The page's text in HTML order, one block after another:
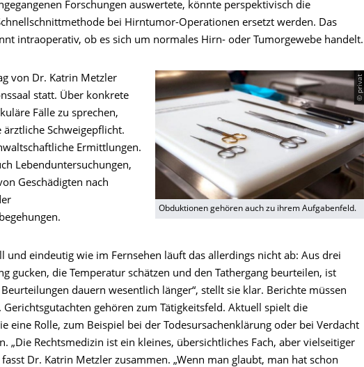
Forschungen auswertete, könnte perspektivisch die
bei Hirntumor-Operationen ersetzt werden. Das
intraoperativ, ob es sich um normales Hirn- oder Tumorgewebe handelt.
© privat
Obduktionen gehören auch zu ihrem Aufgabenfeld.
von Dr. Katrin Metzler
statt. Über konkrete
Fälle zu sprechen,
Schweigepflicht.
Ermittlungen.
Lebenduntersuchungen,
Geschädigten nach
und eindeutig wie im Fernsehen läuft das allerdings nicht ab: Aus drei
gucken, die Temperatur schätzen und den Tathergang beurteilen, ist
dauern wesentlich länger“, stellt sie klar. Berichte müssen
gehören zum Tätigkeitsfeld. Aktuell spielt die
eine Rolle, zum Beispiel bei der Todesursachenklärung oder bei Verdacht
„Die Rechtsmedizin ist ein kleines, übersichtliches Fach, aber vielseitiger
fasst Dr. Katrin Metzler zusammen. „Wenn man glaubt, man hat schon